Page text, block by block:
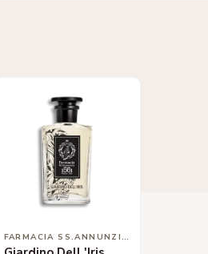
FARMACIA SS.ANNUNZIATA